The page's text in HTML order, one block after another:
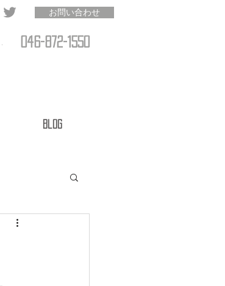
お問い合わせ
046-872-1550
Blog